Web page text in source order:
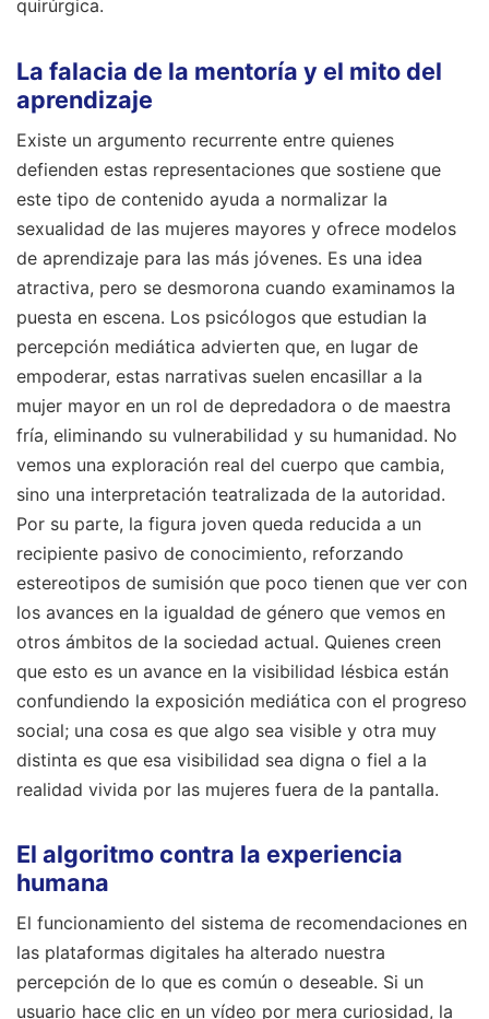
quirúrgica.
La falacia de la mentoría y el mito del
aprendizaje
Existe un argumento recurrente entre quienes
defienden estas representaciones que sostiene que
este tipo de contenido ayuda a normalizar la
sexualidad de las mujeres mayores y ofrece modelos
de aprendizaje para las más jóvenes. Es una idea
atractiva, pero se desmorona cuando examinamos la
puesta en escena. Los psicólogos que estudian la
percepción mediática advierten que, en lugar de
empoderar, estas narrativas suelen encasillar a la
mujer mayor en un rol de depredadora o de maestra
fría, eliminando su vulnerabilidad y su humanidad. No
vemos una exploración real del cuerpo que cambia,
sino una interpretación teatralizada de la autoridad.
Por su parte, la figura joven queda reducida a un
recipiente pasivo de conocimiento, reforzando
estereotipos de sumisión que poco tienen que ver con
los avances en la igualdad de género que vemos en
otros ámbitos de la sociedad actual. Quienes creen
que esto es un avance en la visibilidad lésbica están
confundiendo la exposición mediática con el progreso
social; una cosa es que algo sea visible y otra muy
distinta es que esa visibilidad sea digna o fiel a la
realidad vivida por las mujeres fuera de la pantalla.
El algoritmo contra la experiencia
humana
El funcionamiento del sistema de recomendaciones en
las plataformas digitales ha alterado nuestra
percepción de lo que es común o deseable. Si un
usuario hace clic en un vídeo por mera curiosidad, la